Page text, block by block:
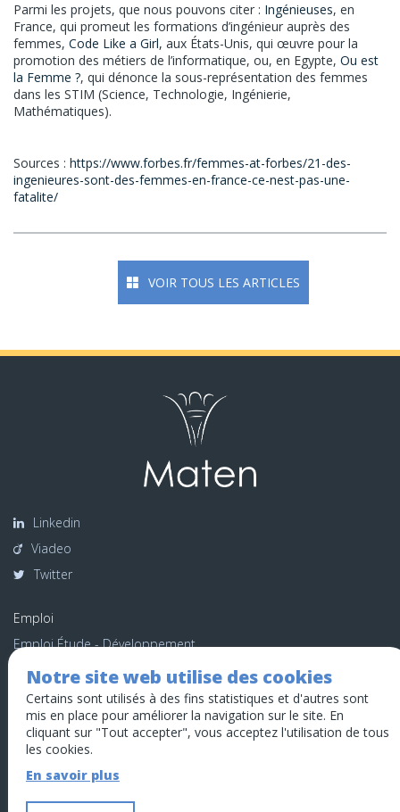
Notre site web utilise des cookies
Certains sont utilisés à des fins statistiques et d'autres sont
mis en place pour améliorer la navigation sur le site. En
cliquant sur "Tout accepter", vous acceptez l'utilisation de tous
les cookies.
En savoir plus
Parmi les projets, que nous pouvons citer : Ingénieuses, en
France, qui promeut les formations d’ingénieur auprès des
femmes, Code Like a Girl, aux États-Unis, qui œuvre pour la
promotion des métiers de l’informatique, ou, en Egypte, Ou est
la Femme ?, qui dénonce la sous-représentation des femmes
dans les STIM (Science, Technologie, Ingénierie,
Mathématiques).
Sources : https://www.forbes.fr/femmes-at-forbes/21-des-
ingenieures-sont-des-femmes-en-france-ce-nest-pas-une-
fatalite/
VOIR TOUS LES ARTICLES
Linkedin
Viadeo
Twitter
Emploi
Emploi Étude - Développement
Emploi Executive
Emploi Infrastructure
Emploi Web - Digital
Recrutement Interne
Candidature spontanée